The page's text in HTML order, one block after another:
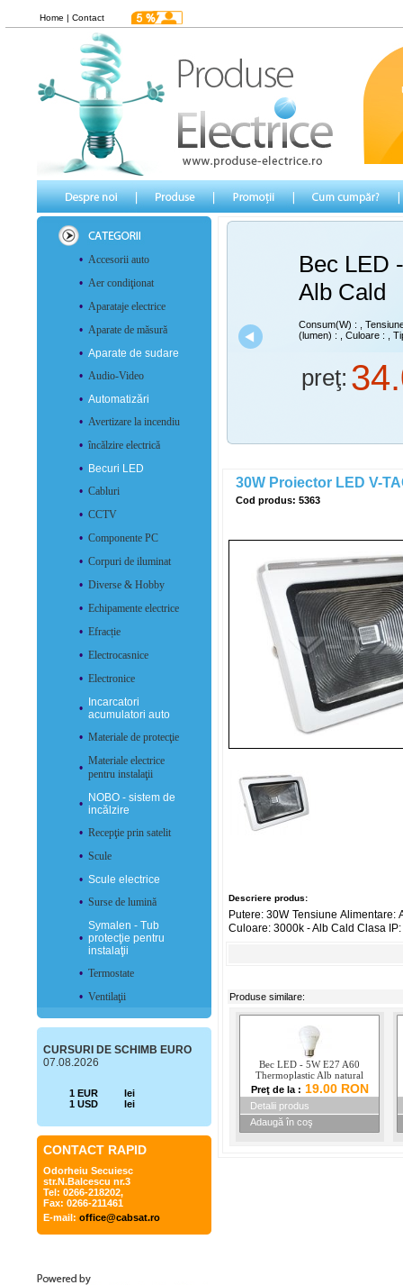
Home | Contact
• Accesorii auto
• Aer condiţionat
• Aparataje electrice
• Aparate de măsură
• Aparate de sudare
• Audio-Video
• Automatizări
• Avertizare la incendiu
• încălzire electrică
•
Becuri LED
• Cabluri
• CCTV
• Componente PC
• Corpuri de iluminat
• Diverse & Hobby
• Echipamente electrice
• Efracție
• Electrocasnice
• Electronice
•
Incarcatori
acumulatori auto
• Materiale de protecţie
•
Materiale electrice
pentru instalaţii
•
NOBO - sistem de
incălzire
• Recepţie prin satelit
• Scule
• Scule electrice
• Surse de lumină
•
Symalen - Tub
protecţie pentru
instalaţii
• Termostate
• Ventilaţii
CURSURI DE SCHIMB EURO
07.08.2026
1 EUR
lei
1 USD
lei
CONTACT RAPID
Odorheiu Secuiesc
str.N.Balcescu nr.3
Tel: 0266-218202,
Fax: 0266-211461
E-mail: office@cabsat.ro
Bec LED
Alb Cald
Consum(W) :
,
(lumen) :
, Culoare : ,
preţ:
30W Proiector LED V-
Cod produs: 5363
Descriere produs:
Putere: 30W Tensiune
Culoare: 3000k - Alb Cald Clasa
Produse similare:
Bec LED - 5W E27 A60
Thermoplastic Alb natural
Preţ de la : 19.00 RON
Detalii produs
Adaugă în coş